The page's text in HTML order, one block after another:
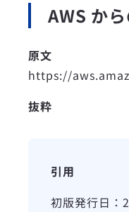
AWS か
原文
https://
抜粋
初版発行日